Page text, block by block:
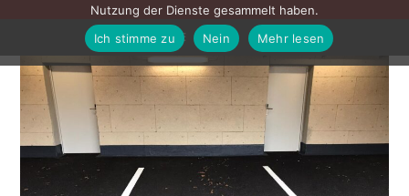
MENÜ
Nutzung der Dienste gesammelt haben.
Ich stimme zu
Nein Mehr lesen